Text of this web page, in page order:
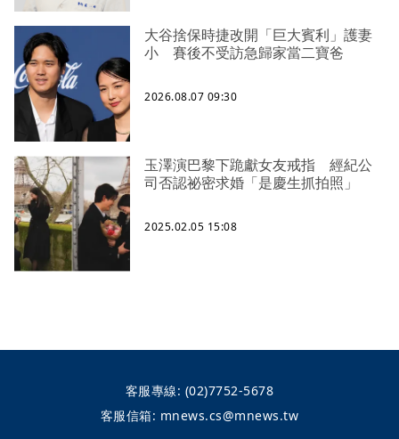
大谷捨保時捷改開「巨大賓利」護妻
小 賽後不受訪急歸家當二寶爸
2026.08.07 09:30
玉澤演巴黎下跪獻女友戒指 經紀公
司否認祕密求婚「是慶生抓拍照」
2025.02.05 15:08
客服專線: (02)7752-5678
客服信箱: mnews.cs@mnews.tw